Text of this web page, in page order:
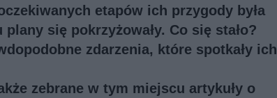
etapów ich przygody była
się pokrzyżowały. Co się stało?
zdarzenia, które spotkały ich
zebrane w tym miejscu artykuły o